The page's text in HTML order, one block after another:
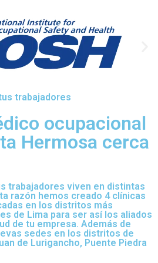
trabajadores
ocupacional
Hermosa cerca
trabajadores viven en distintas
razón hemos creado 4 clínicas
en los distritos más
de Lima para ser así los aliados
de tu empresa. Además de
sedes en los distritos de
de Lurigancho, Puente Piedra